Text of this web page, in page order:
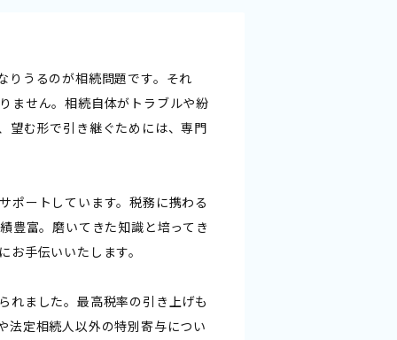
りうるのが相続問題です。それ
ません。相続自体がトラブルや紛
望む形で引き継ぐためには、専門
ポートしています。税務に携わる
豊富。磨いてきた知識と培ってき
手伝いいたします。
れました。最高税率の引き上げも
法定相続人以外の特別寄与につい